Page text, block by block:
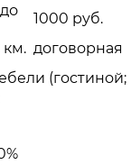
1000 руб.
км. договорная
(гостиной;